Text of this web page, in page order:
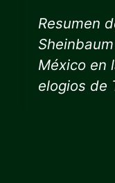
Resumen
México en
elogios de